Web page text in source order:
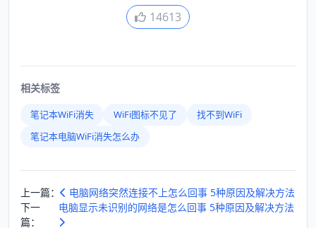
14613
相关标签
笔记本WiFi消失 WiFi图标不见了
找不到WiFi
笔记本电脑WiFi消失怎么办
上一篇：
电脑网络突然连接不上怎么回事 5种原因及解决方法
下一
篇：
电脑显示未识别的网络是怎么回事 5种原因及解决方法